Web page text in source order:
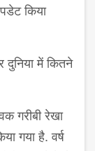
किया
दुनिया में कितने
गरीबी रेखा
गया है. वर्ष